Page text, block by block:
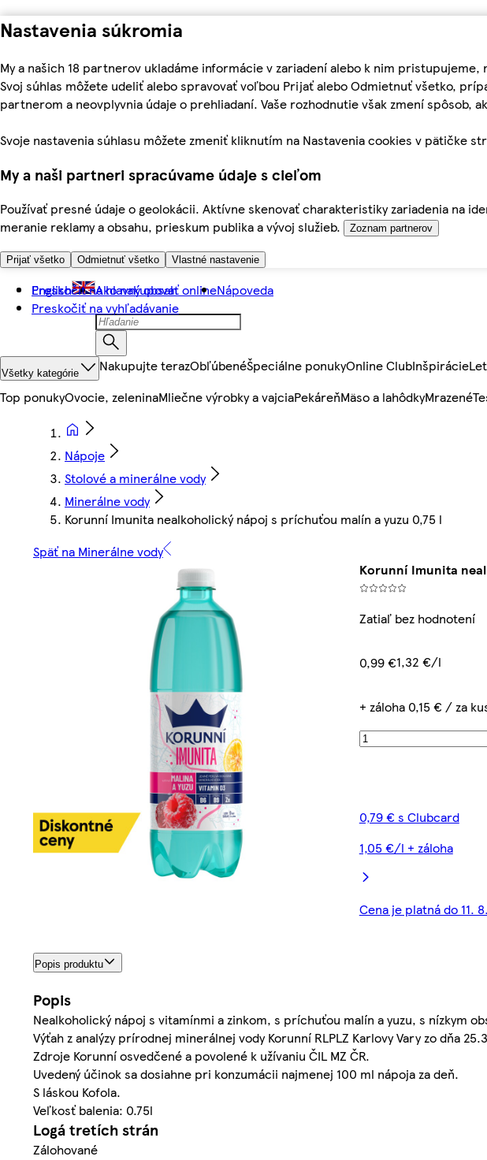
Nastavenia súkromia
My a našich 18 partnerov ukladáme informácie v zariadení alebo k nim
Svoj súhlas môžete udeliť alebo spravovať voľbou Prijať alebo Odmietnuť všetko,
partnerom a neovplyvnia údaje o prehliadaní. Vaše rozhodnutie však zmení spôsob,
Svoje nastavenia súhlasu môžete zmeniť kliknutím na Nastavenia cookies v pätičke
My a naši partneri spracúvame údaje s cieľom
Používať presné údaje o geolokácii. Aktívne skenovať charakteristiky zariadenia na
meranie reklamy a obsahu, prieskum publika a vývoj služieb.
Zoznam partnerov
Prijať všetko Odmietnuť všetko Vlastné nastavenie
Preskočiť na hlavný obsah
Preskočiť na vyhľadávanie
English Ako nakupovať onlineNápoveda
Všetky kategórie Nakupujte terazObľúbenéŠpeciálne ponukyOnline ClubInšpirácie
Top ponukyOvocie, zeleninaMliečne výrobky a vajciaPekáreňMäso a lahôdkyMrazené
Nápoje
Stolové a minerálne vody
Minerálne vody
Korunní Imunita nealkoholický nápoj s príchuťou malín a yuzu 0,75 l
Späť na Minerálne vody
Korunní Imunita
Zatiaľ bez hodnotení
0,99 €1,32 €/l
+ záloha 0,15 € / za
0,79 € s Clubcard
1,05 €/l + záloha
Cena je platná do 11.
Popis produktu
Popis
Nealkoholický nápoj s vitamínmi a zinkom, s príchuťou malín a yuzu, s nízkym
Výťah z analýzy prírodnej minerálnej vody Korunní RLPLZ Karlovy Vary zo dňa
Zdroje Korunní osvedčené a povolené k užívaniu ČIL MZ ČR.
Uvedený účinok sa dosiahne pri konzumácii najmenej 100 ml nápoja za deň.
S láskou Kofola.
Veľkosť balenia: 0.75l
Logá tretích strán
Zálohované